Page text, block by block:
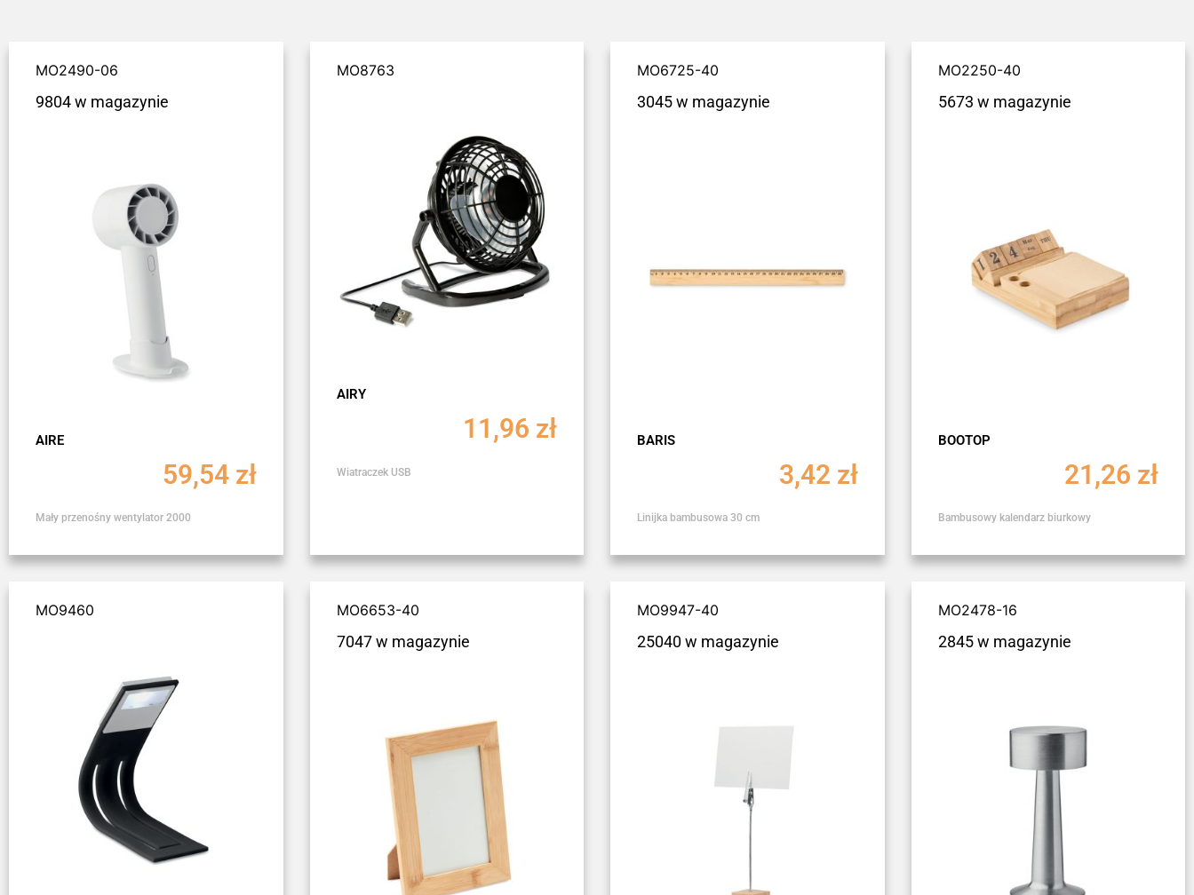
MO2490-06
9804 w magazynie
AIRE
59,54 zł
Mały przenośny wentylator 2000
MO8763
AIRY
11,96 zł
Wiatraczek USB
MO6725-40
3045 w magazynie
BARIS
3,42 zł
Linijka bambusowa 30 cm
MO2250-40
5673 w magazynie
BOOTOP
21,26 zł
Bambusowy kalendarz biurkowy
MO9460 MO6653-40
7047 w magazynie
MO9947-40
25040 w magazynie
MO2478-16
2845 w magazynie